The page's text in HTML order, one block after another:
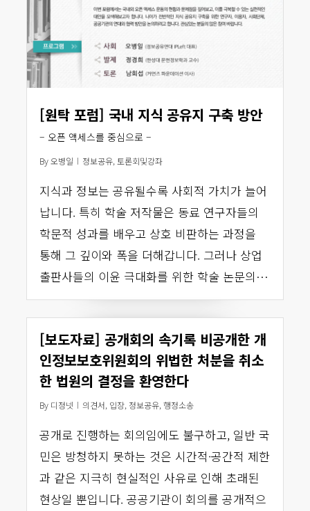
[원탁 포럼] 국내 지식 공유지 구축 방안
– 오픈 액세스를 중심으로 –
By 오병일 정보공유, 토론회및강좌
지식과 정보는 공유될수록 사회적 가치가 늘어
납니다. 특히 학술 저작물은 동료 연구자들의
학문적 성과를 배우고 상호 비판하는 과정을
통해 그 깊이와 폭을 더해갑니다. 그러나 상업
출판사들의 이윤 극대화를 위한 학술 논문의…
[보도자료] 공개회의 속기록 비공개한 개
인정보보호위원회의 위법한 처분을 취소
한 법원의 결정을 환영한다
By 디정넷 의견서, 입장, 정보공유,행정소송
공개로 진행하는 회의임에도 불구하고, 일반 국
민은 방청하지 못하는 것은 시간적·공간적 제한
과 같은 지극히 현실적인 사유로 인해 초래된
현상일 뿐입니다. 공공기관이 회의를 공개적으